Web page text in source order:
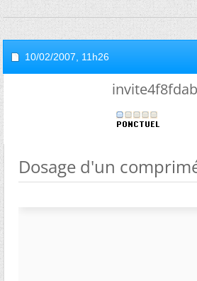
10/02/2007, 11h26
Dosage d'un